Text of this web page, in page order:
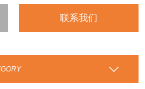
联系我们